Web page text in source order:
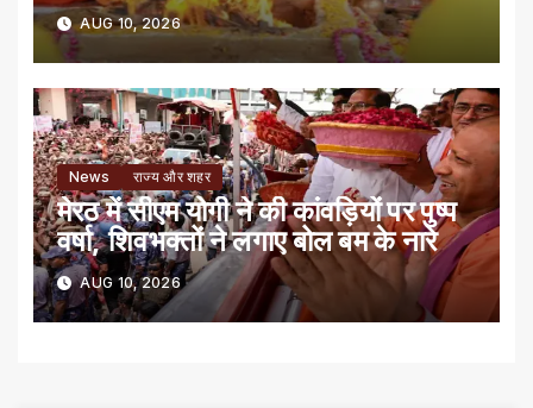
AUG 10, 2026
News राज्य और शहर
मेरठ में सीएम योगी ने की कांवड़ियों पर पुष्प
वर्षा, शिवभक्तों ने लगाए बोल बम के नारे
AUG 10, 2026